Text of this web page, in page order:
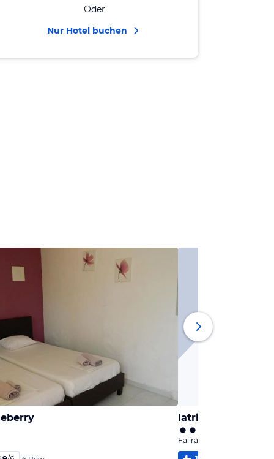
Oder
Nur Hotel buchen
Iatridis Studios
Faliraki, Rhodos